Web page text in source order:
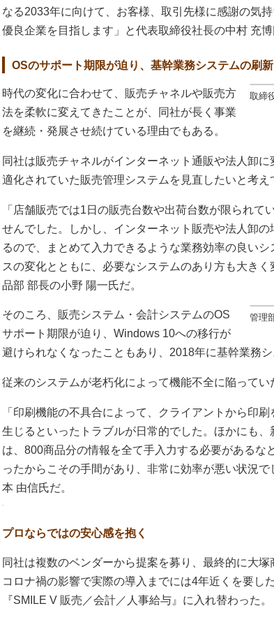
なる2033年に向けて、お客様、取引先様に感謝の気
優良企業を目指します」と代表取締役社長の中村 充博
OSのサポート期限が迫り、基幹業務システムの刷
取締
時代の変化に合わせて、販売チャネルや販売方
法を柔軟に変えてきたことが、同社が長く事業
を継続・発展させ続けている理由でもある。
同社は販売チャネルがインターネット通販や法人卸
適化されていた販売管理システムを見直したいと考え
「店舗販売では1日の販売台数や出荷台数が限られて
せんでした。しかし、インターネット販売や法人卸
るので、まとめて入力できるような業務効率の良い
スの変化とともに、必要なシステムのあり方も大き
品部 部長の小野 陽一氏だ。
管理
そのころ、販売システム・会計システムのOS
サポート期限が迫り、Windows 10への移行が
避けられなくなったこともあり、2018年に基幹業務
従来のシステムが老朽化によって機能不全に陥ってい
「印刷機能の不具合によって、クライアントから印
生じるといったトラブルが日常的でした。ほかにも
は、800商品分の情報を全て手入力する必要があるな
ったからこその手間があり、非常に効率が悪い状況
本 由信氏だ。
プロならではの安心感を抱く
同社は複数のベンダーから提案を募り、最終的に大塚
コロナ禍の影響で実際の導入までには4年近くを要し
『SMILE V 販売／会計／人事給与』に入れ替わった。